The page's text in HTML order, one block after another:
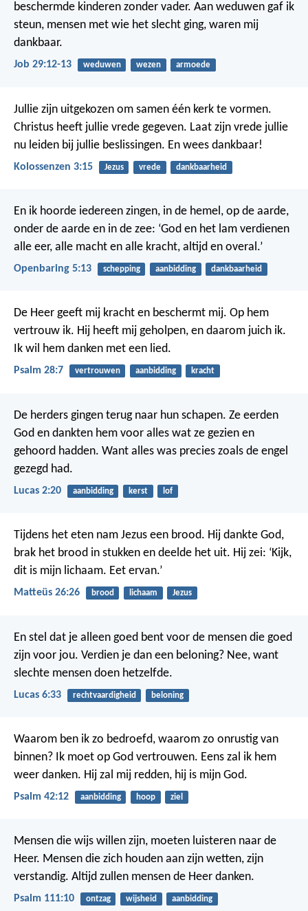
beschermde kinderen zonder vader. Aan weduwen gaf ik
steun, mensen met wie het slecht ging, waren mij
dankbaar.
Job 29:12-13 weduwen wezen armoede
Jullie zijn uitgekozen om samen één kerk te vormen.
Christus heeft jullie vrede gegeven. Laat zijn vrede jullie
nu leiden bij jullie beslissingen. En wees dankbaar!
Kolossenzen 3:15 Jezus vrede dankbaarheid
En ik hoorde iedereen zingen, in de hemel, op de aarde,
onder de aarde en in de zee: ‘God en het lam verdienen
alle eer, alle macht en alle kracht, altijd en overal.’
Openbaring 5:13 schepping aanbidding dankbaarheid
De Heer geeft mij kracht en beschermt mij. Op hem
vertrouw ik. Hij heeft mij geholpen, en daarom juich ik.
Ik wil hem danken met een lied.
Psalm 28:7 vertrouwen aanbidding kracht
De herders gingen terug naar hun schapen. Ze eerden
God en dankten hem voor alles wat ze gezien en
gehoord hadden. Want alles was precies zoals de engel
gezegd had.
Lucas 2:20 aanbidding kerst lof
Tijdens het eten nam Jezus een brood. Hij dankte God,
brak het brood in stukken en deelde het uit. Hij zei: ‘Kijk,
dit is mijn lichaam. Eet ervan.’
Matteüs 26:26 brood lichaam Jezus
En stel dat je alleen goed bent voor de mensen die goed
zijn voor jou. Verdien je dan een beloning? Nee, want
slechte mensen doen hetzelfde.
Lucas 6:33 rechtvaardigheid beloning
Waarom ben ik zo bedroefd, waarom zo onrustig van
binnen? Ik moet op God vertrouwen. Eens zal ik hem
weer danken. Hij zal mij redden, hij is mijn God.
Psalm 42:12 aanbidding hoop ziel
Mensen die wijs willen zijn, moeten luisteren naar de
Heer. Mensen die zich houden aan zijn wetten, zijn
verstandig. Altijd zullen mensen de Heer danken.
Psalm 111:10 ontzag wijsheid aanbidding